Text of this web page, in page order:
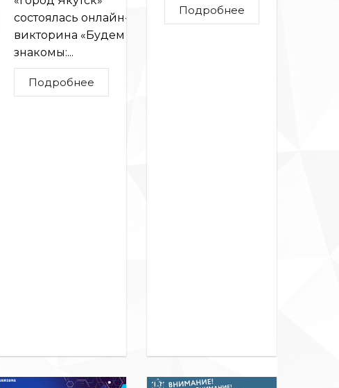
состоялась онлайн-
викторина «Будем
знакомы:...
Подробнее
Подробнее